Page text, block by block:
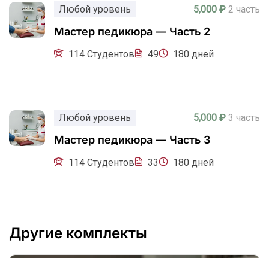
Любой уровень 5,000 ₽ 2 часть
Мастер педикюра — Часть 2
114 Студентов 49 180 дней
Любой уровень 5,000 ₽ 3 часть
Мастер педикюра — Часть 3
114 Студентов 33 180 дней
Другие комплекты